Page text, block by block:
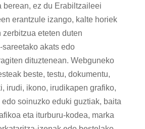
berean, ez du Erabiltzaileei
erantzule izango, kalte horiek
eteten duten
akats edo
dituztenean. Webguneko
beste, testu, dokumentu,
irudi, ikono, irudikapen grafiko,
soinuzko eduki guztiak, baita
eta iturburu-kodea, marka